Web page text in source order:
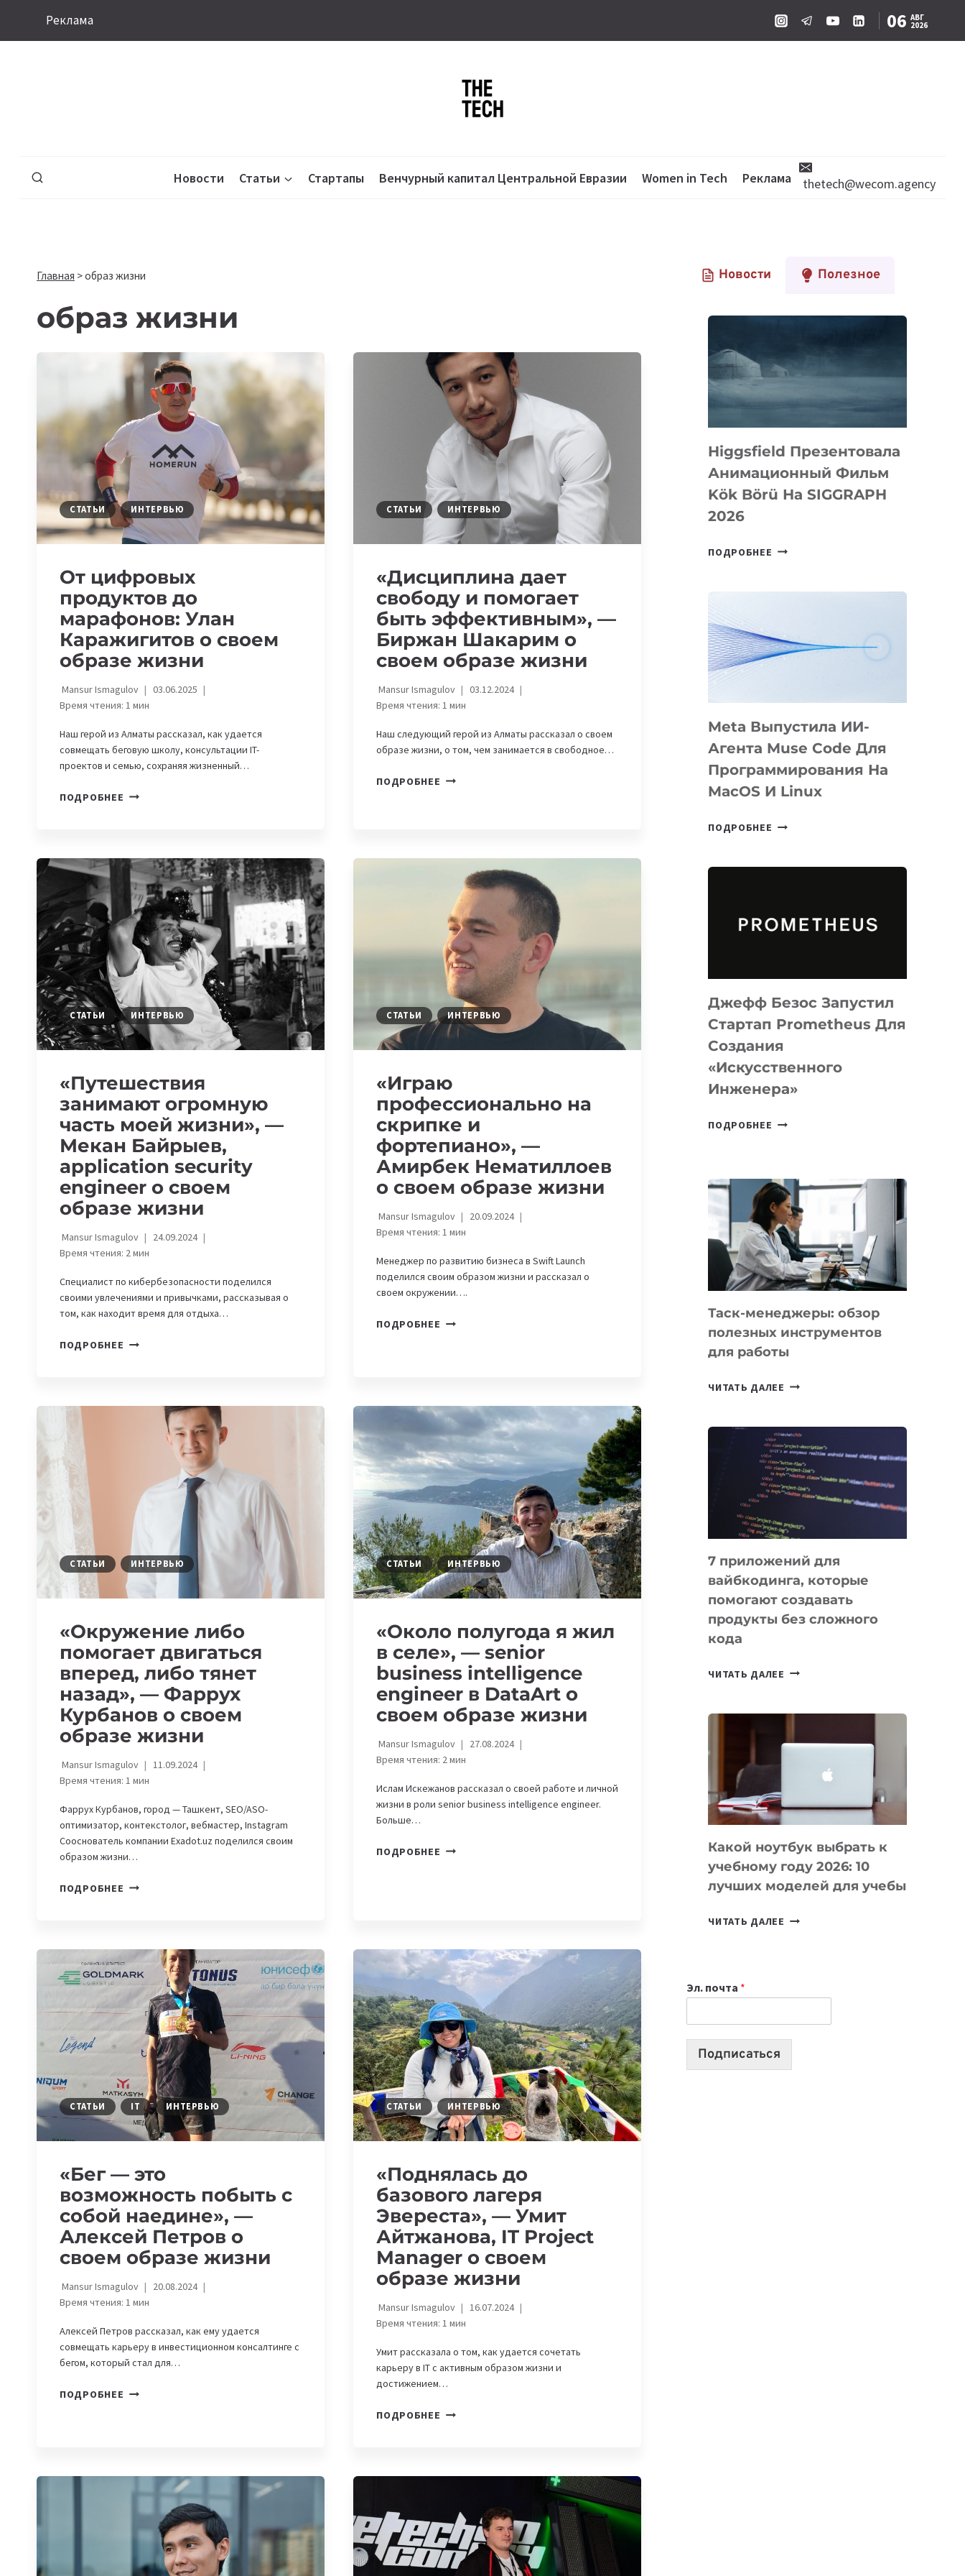
Реклама 06 АВГ
2026
Новости Статьи Стартапы Венчурный капитал Центральной Евразии Women in Tech Реклама thetech@wecom.agency
Главная >образ жизни
образ жизни
СТАТЬИ ИНТЕРВЬЮ
От цифровых
продуктов до
марафонов: Улан
Каражигитов о своем
образе жизни
Mansur Ismagulov
03.06.2025
Время чтения: 1 мин
Наш герой из Алматы рассказал, как удается
совмещать беговую школу, консультации IT-
проектов и семью, сохраняя жизненный…
ПОДРОБНЕЕ ОТ
МАРАФОНОВ:
УЛАН
КАРАЖИГИТОВ
О
СВОЕМ
ОБРАЗЕ
ЖИЗНИ
СТАТЬИ ИНТЕРВЬЮ
«Дисциплина дает
свободу и помогает
быть эффективным», —
Биржан Шакарим о
своем образе жизни
Mansur Ismagulov
03.12.2024
Время чтения: 1мин
Наш следующий герой из Алматы рассказал о своем
образе жизни, о том, чем занимается в свободное…
ПОДРОБНЕЕ «ДИСЦИПЛИНА
БЫТЬ
ЭФФЕКТИВНЫМ»,
БИРЖАН
ШАКАРИМ
О
СВОЕМ
ОБРАЗЕ
ЖИЗНИ
СТАТЬИ ИНТЕРВЬЮ
«Путешествия
занимают огромную
часть моей жизни», —
Мекан Байрыев,
application security
engineer о своем
образе жизни
Mansur Ismagulov
24.09.2024
Время чтения: 2мин
Специалист по кибербезопасности поделился
своими увлечениями и привычками, рассказывая о
том, как находит время для отдыха…
ПОДРОБНЕЕ «ПУТЕШЕСТВИЯ
МОЕЙ
ЖИЗНИ»,
БАЙРЫЕВ,
APPLICATION
SECURITY
ENGINEER
СВОЕМ
ОБРАЗЕ
ЖИЗНИ
СТАТЬИ ИНТЕРВЬЮ
«Играю
профессионально на
скрипке и
фортепиано», —
Амирбек Нематиллоев
о своем образе жизни
Mansur Ismagulov
20.09.2024
Время чтения: 1мин
Менеджер по развитию бизнеса в Swift Launch
поделился своим образом жизни и рассказал о
своем окружении….
ПОДРОБНЕЕ «ИГРАЮ
ФОРТЕПИАНО»,
—
АМИРБЕК
НЕМАТИЛЛОЕВ
О
СВОЕМ
ОБРАЗЕ
ЖИЗНИ
СТАТЬИ ИНТЕРВЬЮ
«Окружение либо
помогает двигаться
вперед, либо тянет
назад», — Фаррух
Курбанов о своем
образе жизни
Mansur Ismagulov
11.09.2024
Время чтения: 1 мин
Фаррух Курбанов, город — Ташкент, SEO/ASO-
оптимизатор, контекстолог, вебмастер, Instagram
Сооснователь компании Exadot.uz поделился своим
образом жизни…
ПОДРОБНЕЕ «ОКРУЖЕНИЕ
ВПЕРЕД,
ЛИБО
ТЯНЕТ
НАЗАД»,
—
ФАРРУХ
КУРБАНОВ
СВОЕМ
ОБРАЗЕ
ЖИЗНИ
СТАТЬИ ИНТЕРВЬЮ
«Около полугода я жил
в селе», — senior
business intelligence
engineer в DataArt о
своем образе жизни
Mansur Ismagulov
27.08.2024
Время чтения: 2мин
Ислам Искежанов рассказал о своей работе и личной
жизни в роли senior business intelligence engineer.
Больше…
ПОДРОБНЕЕ «ОКОЛО
—
SENIOR
BUSINESS
INTELLIGENCE
ENGINEER
В
DATAART
О
СВОЕМ
ОБРАЗЕ
ЖИЗНИ
СТАТЬИ IT ИНТЕРВЬЮ
«Бег — это
возможность побыть с
собой наедине», —
Алексей Петров о
своем образе жизни
Mansur Ismagulov
20.08.2024
Время чтения: 1 мин
Алексей Петров рассказал, как ему удается
совмещать карьеру в инвестиционном консалтинге с
бегом, который стал для…
ПОДРОБНЕЕ «БЕГ
С
СОБОЙ
НАЕДИНЕ»,
АЛЕКСЕЙ
ПЕТРОВ
СТАТЬИ ИНТЕРВЬЮ
«Поднялась до
базового лагеря
Эвереста», — Умит
Айтжанова, IT Project
Manager о своем
образе жизни
Mansur Ismagulov
16.07.2024
Время чтения: 1мин
Умит рассказала о том, как удается сочетать
карьеру в IT с активным образом жизни и
достижением…
ПОДРОБНЕЕ «ПОДНЯЛАСЬ
ЭВЕРЕСТА»,
УМИТ
АЙТЖАНОВА,
IT
PROJECT
Новости Полезное
Higgsfield Презентовала
Анимационный Фильм
Kök Börü На SIGGRAPH
2026
ПОДРОБНЕЕ HIGGSFIELD
BÖRÜ
НА
Meta Выпустила ИИ-
Агента Muse Code Для
Программирования На
MacOS И Linux
ПОДРОБНЕЕ META
ДЛЯ
И
LINUX
Джефф Безос Запустил
Стартап Prometheus Для
Создания
«искусственного
Инженера»
ПОДРОБНЕЕ ДЖЕФФ
PROMETHEUS
ДЛЯ
СОЗДАНИЯ
«ИСКУССТВЕННОГО
ИНЖЕНЕРА»
Таск-менеджеры: обзор
полезных инструментов
для работы
ЧИТАТЬ ДАЛЕЕ ТАСК-
ПОЛЕЗНЫХ
ИНСТРУМЕНТОВ
ДЛЯ
РАБОТЫ
7 приложений для
вайбкодинга, которые
помогают создавать
продукты без сложного
кода
ЧИТАТЬ ДАЛЕЕ
КОТОРЫЕ
СОЗДАВАТЬ
БЕЗ
КОДА
Какой ноутбук выбрать к
учебному году 2026: 10
лучших моделей для учебы
ЧИТАТЬ ДАЛЕЕ КАКОЙ
2026:
10
Эл. почта *
Подписаться